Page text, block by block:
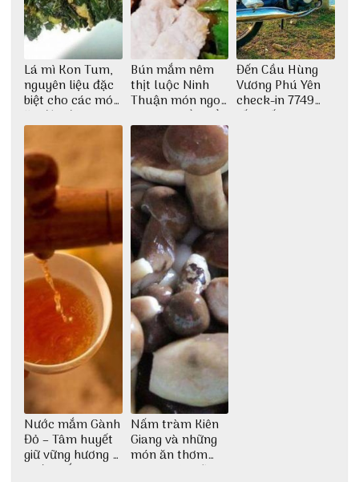
Lá mì Kon Tum,
nguyên liệu đặc
biệt cho các món
ăn độc đáo
Bún mắm nêm
thịt luộc Ninh
Thuận món ngon
dân dã miền biển
Đến Cầu Hùng
Vương Phú Yên
check-in 7749
tấm sống ảo
Nước mắm Gành
Đỏ – Tâm huyết
giữ vững hương vị
nước mắm sau
Nấm tràm Kiên
Giang và những
món ăn thơm
ngon khó cưỡng